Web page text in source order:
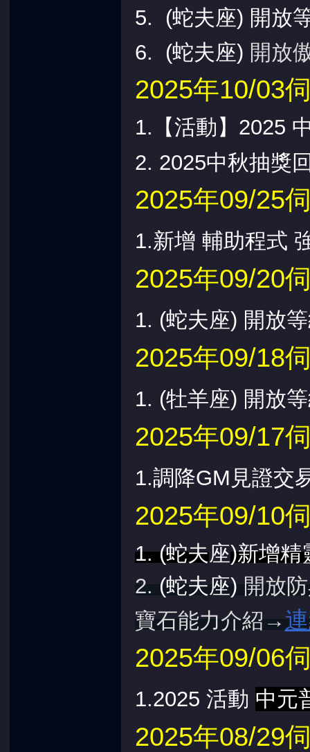
5. (蛇夫座) 開放
6. (蛇夫座) 開放
2025年10/03
1. 【活動】2025
2. 2025中秋抽獎
2025年09/25
1.新增 輔助程式
2025年09/20
1. (蛇夫座) 開放
2025年09/18
1. (牡羊座) 開放
2025年09/17
1.調降GM見證交
2025年09/10
1.(蛇夫座)新增精
2. (蛇夫座) 開放
寶石能力介紹→
2025年09/06
1.2025 活動 中元
2025年08/29